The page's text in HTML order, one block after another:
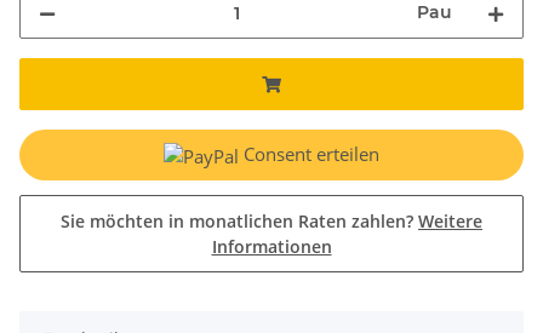
Pau
Consent erteilen
Sie möchten in monatlichen Raten zahlen? Weitere
Informationen